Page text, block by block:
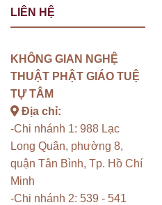
LIÊN HỆ
KHÔNG GIAN NGHỆ
THUẬT PHẬT GIÁO TUỆ
TỰ TÂM
Địa chỉ:
-Chi nhánh 1: 988 Lạc
Long Quân, phường 8,
quận Tân Bình, Tp. Hồ Chí
Minh
-Chi nhánh 2: 539 - 541